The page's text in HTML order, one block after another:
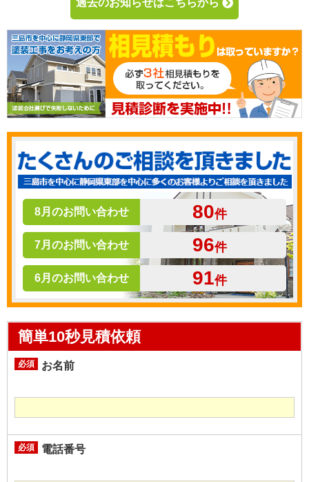
ともご来店ください！ チラシ 入...
2026.08.01
夏の夜空を染める大輪の華！8月開催の日本全国・主要花火大会完全ガイド【2026年８月１日更新】｜静岡県沼津市・三島市・富士市・静岡市の外壁塗装・屋根塗装専門店 塗替え情報館
【2026年8月1日更新】 皆さん、おはようございます。 塗替え情報館・
清水町本店のアドバイザー、佐野です。 7/31にチラシ入りました！ 是非
ともご来店ください！ チラシ 入...
現場ブログ
8月のお問い合わせ 80件
7月のお問い合わせ 96件
6月のお問い合わせ 91件
簡単10秒見積依頼
必須 お名前
必須 電話番号